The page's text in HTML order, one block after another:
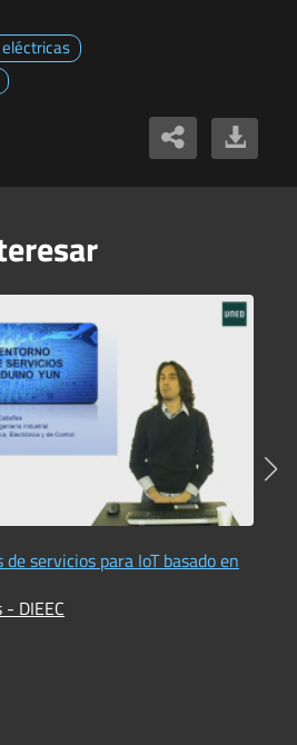
servicios para IoT basado en
DIEEC